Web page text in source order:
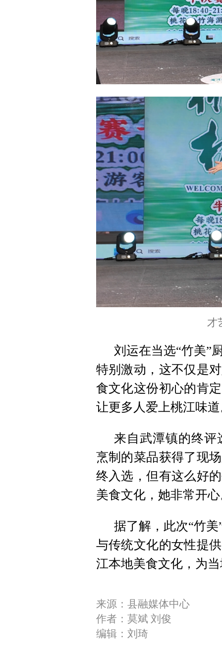
才
刘运在当选“竹美”
特别激动，这不仅是
食文化这份初心的肯
让更多人爱上桃江味
来自武潭镇的终
烹制的菜品获得了现
终入选，但有这么好
美食文化，她非常开
据了解，此次“竹
与传统文化的女性提
江本地美食文化，为
来源：县融媒体中心
作者：莫斌 刘俊
编辑：刘琦